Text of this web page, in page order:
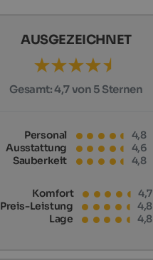
AUSGEZEICHNET
Gesamt:4,7 von 5 Sternen
Personal
4,8
Ausstattung
4,6
Sauberkeit
4,8
Komfort
4,7
Preis-Leistung
4,8
Lage
4,8